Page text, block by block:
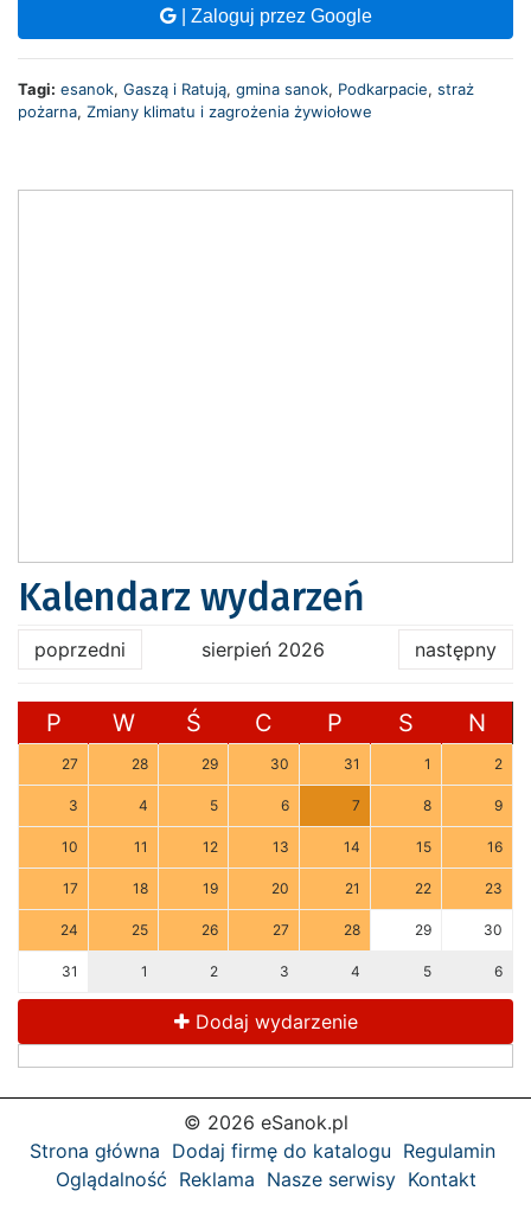
| Zaloguj przez Google
Tagi: esanok, Gaszą i Ratują, gmina sanok, Podkarpacie, straż
pożarna, Zmiany klimatu i zagrożenia żywiołowe
Kalendarz wydarzeń
poprzedni sierpień 2026 następny
P W Ś C P S N
27 28 29 30 31 1 2
3 4 5 6 7 8 9
10 11 12 13 14 15 16
17 18 19 20 21 22 23
24 25 26 27 28 29 30
31 1 2 3 4 5 6
Dodaj wydarzenie
© 2026 eSanok.pl
Strona główna Dodaj firmę do katalogu Regulamin
Oglądalność Reklama Nasze serwisy Kontakt